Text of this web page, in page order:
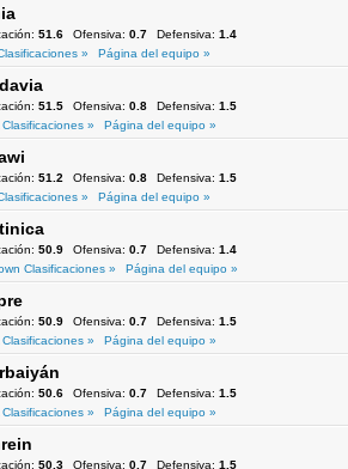
51.6 Ofensiva: 0.7 Defensiva: 1.4
»
Página del equipo »
51.5 Ofensiva: 0.8 Defensiva: 1.5
Clasificaciones »
Página del equipo »
51.2 Ofensiva: 0.8 Defensiva: 1.5
»
Página del equipo »
50.9 Ofensiva: 0.7 Defensiva: 1.4
Clasificaciones »
Página del equipo »
50.9 Ofensiva: 0.7 Defensiva: 1.5
Clasificaciones »
Página del equipo »
50.6 Ofensiva: 0.7 Defensiva: 1.5
Clasificaciones »
Página del equipo »
50.3 Ofensiva: 0.7 Defensiva: 1.5